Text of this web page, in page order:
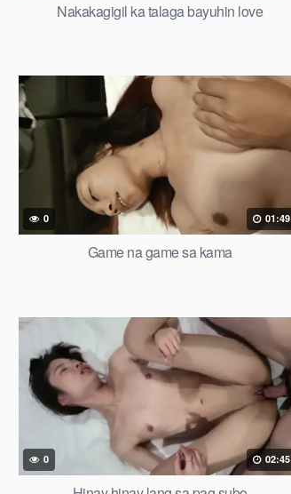
Nakakagigil ka talaga bayuhin love
0 01:49
Game na game sa kama
0 02:45